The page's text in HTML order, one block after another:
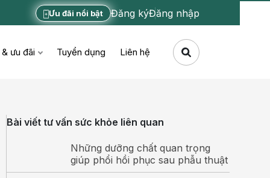
Ưu đãi nổi bật Đăng kýĐăng nhập
ưu đãi Tuyển dụng Liên hệ
Bài viết tư vấn sức khỏe liên quan
Những dưỡng chất quan trọng
giúp phổi hồi phục sau phẫu thuật